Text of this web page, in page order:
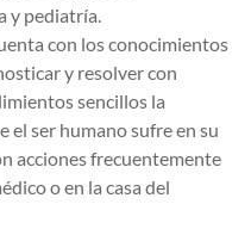
y pediatría.
con los conocimientos
y resolver con
sencillos la
el ser humano sufre en su
acciones frecuentemente
o en la casa del